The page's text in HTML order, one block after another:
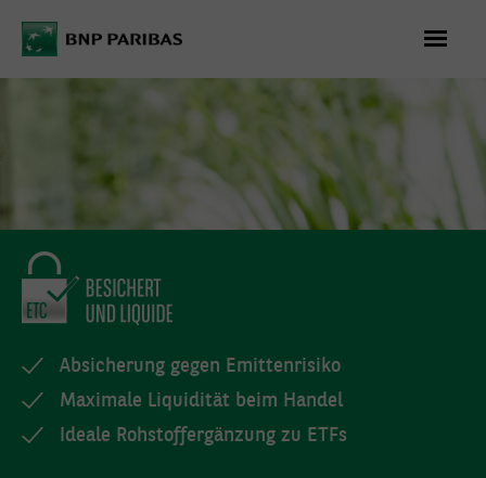
WAS
KÖNNEN WIR
FÜR SIE
+49 (0)
69/596 736
06
Absicherung gegen Emittenrisiko
Maximale Liquidität beim Handel
Ideale Rohstoffergänzung zu ETFs